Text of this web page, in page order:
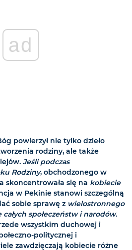
ad
powierzył nie tylko dzieło
rodziny, ale także
Jeśli podczas
Rodziny, obchodzonego w
skoncentrowała się na kobiecie
w Pekinie stanowi szczególną
sobie sprawę z wielostronnego
społeczeństw i narodów.
wszystkim duchowej i
politycznej i
zawdzięczają kobiecie różne